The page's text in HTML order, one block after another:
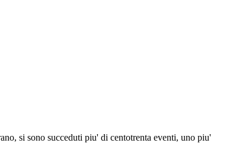
si sono succeduti piu' di centotrenta eventi, uno piu'